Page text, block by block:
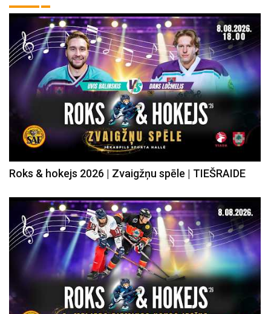
Roks & hokejs 2026 | Zvaigžņu spēle | TIEŠRAIDE